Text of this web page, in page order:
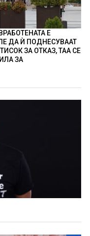
Е
ДА Ѝ ПОДНЕСУВААТ
ЗА ОТКАЗ, ТАА СЕ
ЗА